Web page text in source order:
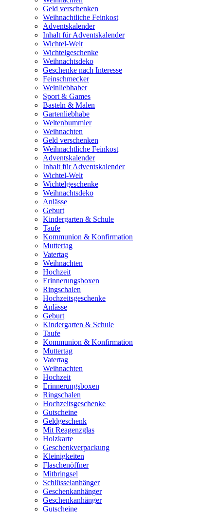
Geld verschenken
Weihnachtliche Feinkost
Adventskalender
Inhalt für Adventskalender
Wichtel-Welt
Wichtelgeschenke
Weihnachtsdeko
Geschenke nach Interesse
Feinschmecker
Weinliebhaber
Sport & Games
Basteln & Malen
Gartenliebhabe
Weltenbummler
Weihnachten
Geld verschenken
Weihnachtliche Feinkost
Adventskalender
Inhalt für Adventskalender
Wichtel-Welt
Wichtelgeschenke
Weihnachtsdeko
Anlässe
Geburt
Kindergarten & Schule
Taufe
Kommunion & Konfirmation
Muttertag
Vatertag
Weihnachten
Hochzeit
Erinnerungsboxen
Ringschalen
Hochzeitsgeschenke
Anlässe
Geburt
Kindergarten & Schule
Taufe
Kommunion & Konfirmation
Muttertag
Vatertag
Weihnachten
Hochzeit
Erinnerungsboxen
Ringschalen
Hochzeitsgeschenke
Gutscheine
Geldgeschenk
Mit Reagenzglas
Holzkarte
Geschenkverpackung
Kleinigkeiten
Flaschenöffner
Mitbringsel
Schlüsselanhänger
Geschenkanhänger
Geschenkanhänger
Gutscheine